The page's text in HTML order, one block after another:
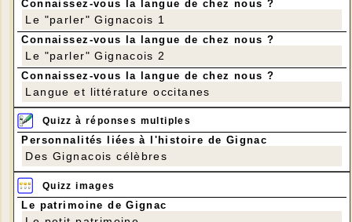
1.2- Logements Locatifs Sociaux,
1.3- Commune ;
2-Présentation et vote des comptes administratifs
2018 :
2.1- Assainissement Collectif,
2.2- Logements Locatifs Sociaux,
2.3- Commune ;
3-Présentation et vote des budgets primitifs 2019 :
3.1- Assainissement Collectif,
3.2- Logements Locatifs Sociaux,
3.3- Commune ;
(Notre nouvelle comptable, Madame Corinne COGNE,
présentera les comptes administratifs et les
budgets) ;
Connaissez-vous la langue de chez nous ?
Le "parler" Gignacois 1
Connaissez-vous la langue de chez nous ?
Le "parler" Gignacois 2
Connaissez-vous la langue de chez nous ?
Langue et littérature occitanes
Quizz à réponses multiples
Personnalités liées à l'histoire de Gignac
Des Gignacois célèbres
Quizz images
Le patrimoine de Gignac